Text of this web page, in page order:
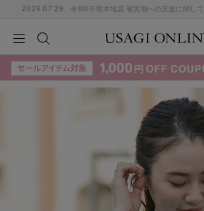
2026.07.29 令和8年熊本地震 被災地への支援に関して
検索
KIDSBABYBEAUTYLIFE STYLE
KIDSBABYBEAUTYLIFE STYLE
F G
M
S T